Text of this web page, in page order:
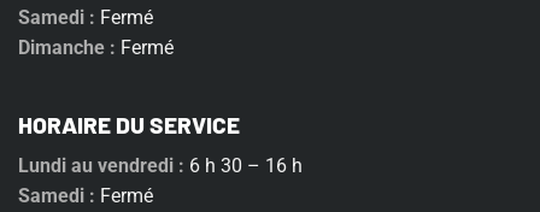
Samedi : Fermé
Dimanche : Fermé
HORAIRE DU SERVICE
Lundi au vendredi : 6 h 30 – 16 h
Samedi : Fermé